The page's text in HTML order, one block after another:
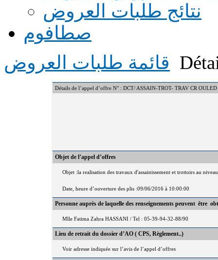
نتائج طلبات العروض
صطافوم
قائمة طلبات العروض
Détails de l’appel d’offre N° : DCT/ ASSAIN-TROT- TRAV CR
Objet de l’appel d’offres
Objet :la realisation des travaux d'assainissement et trottoirs au
Date, heure d’ouverture des plis :09/06/2016 à 10:00:00
Personne auprès de laquelle des renseignements peuvent être
Mlle Fatima Zahra HASSANI / Tel : 05-39-94-32-88/90
Lieu de retrait du dossier d’AO ( CPS, Règlement..)
Voir adresse indiquée sur l’avis de l’appel d’offres